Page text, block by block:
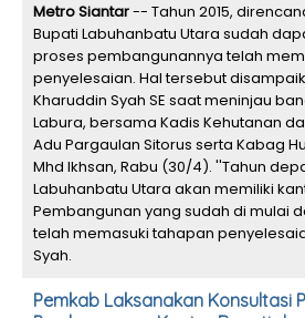
Metro Siantar-- Tahun 2015,
Bupati Labuhanbatu Utara sudah
proses pembangunannya telah
penyelesaian. Hal tersebut
Kharuddin Syah SE saat meninjau
Labura, bersama Kadis Kehutanan
Adu Pargaulan Sitorus serta Kabag
Mhd Ikhsan, Rabu (30/4). ''Tahun
Labuhanbatu Utara akan memiliki
Pembangunan yang sudah di mulai
telah memasuki tahapan
Syah.
Pemkab Laksanakan Konsultasi